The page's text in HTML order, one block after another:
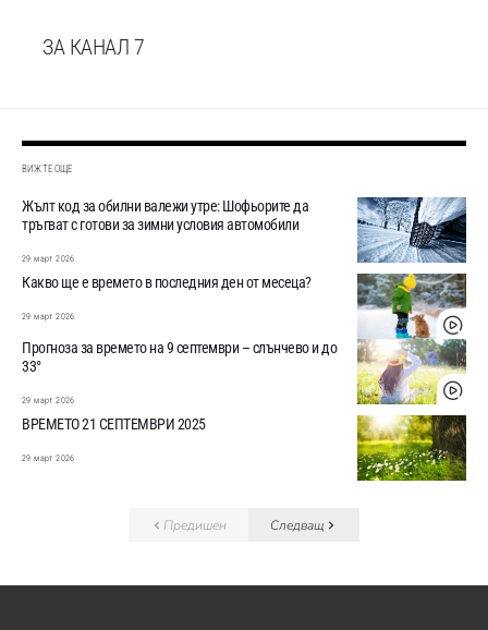
ЗА КАНАЛ 7
ВИЖТЕ ОЩЕ
Жълт код за обилни валежи утре: Шофьорите да
тръгват с готови за зимни условия автомобили
29 март 2026
Какво ще е времето в последния ден от месеца?
29 март 2026
Прогноза за времето на 9 септември – слънчево и до
33°
29 март 2026
ВРЕМЕТО 21 СЕПТЕМВРИ 2025
29 март 2026
Предишен Следващ